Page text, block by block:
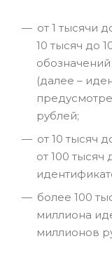
от 1 тысячи
10 тысяч до
(далее –
рублей;
от 10 тысяч
от 100 тысяч
более 100
миллиона
миллионов